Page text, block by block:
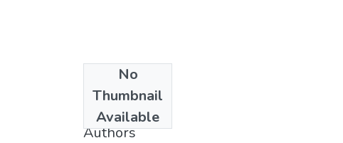
No
Thumbnail
Available
2003
Authors